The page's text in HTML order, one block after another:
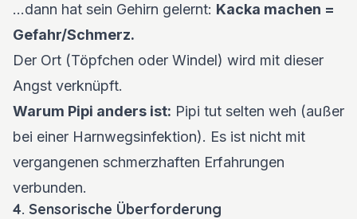
...dann hat sein Gehirn gelernt: Kacka machen =
Gefahr/Schmerz.
Der Ort (Töpfchen oder Windel) wird mit dieser
Angst verknüpft.
Warum Pipi anders ist: Pipi tut selten weh (außer
bei einer Harnwegsinfektion). Es ist nicht mit
vergangenen schmerzhaften Erfahrungen
verbunden.
4. Sensorische Überforderung